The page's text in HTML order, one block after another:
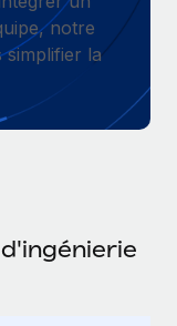
dans le monde
liées à l’emploi
toute simplicité
autres
les vitesses de
notre
la